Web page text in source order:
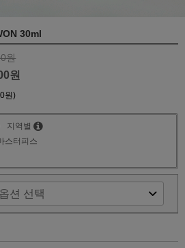
30ml
원
원
원)
지역별
스터피스